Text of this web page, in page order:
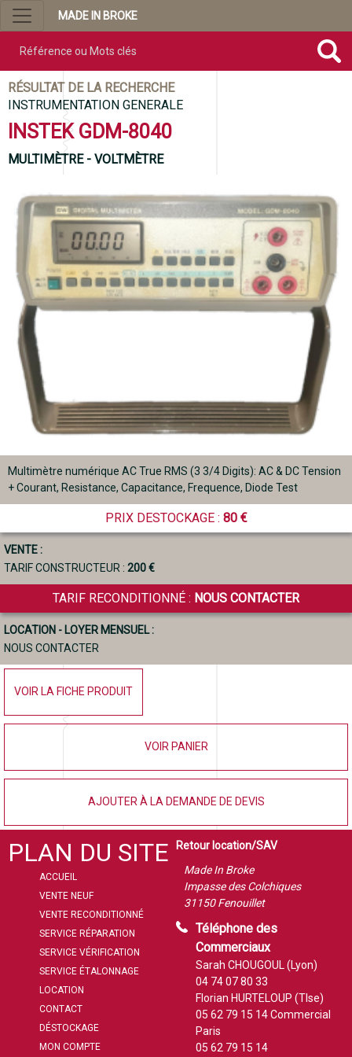
MADE IN BROKE
RÉSULTAT DE LA RECHERCHE
INSTRUMENTATION GENERALE
INSTEK GDM-8040
MULTIMÈTRE - VOLTMÈTRE
Multimètre numérique AC True RMS (3 3/4 Digits): AC & DC Tension
+ Courant, Resistance, Capacitance, Frequence, Diode Test
PRIX DESTOCKAGE : 80 €
VENTE :
TARIF CONSTRUCTEUR : 200 €
TARIF RECONDITIONNÉ : NOUS CONTACTER
LOCATION - LOYER MENSUEL :
NOUS CONTACTER
VOIR LA FICHE PRODUIT
VOIR PANIER
AJOUTER À LA DEMANDE DE DEVIS
PLAN DU SITE
ACCUEIL
VENTE NEUF
VENTE RECONDITIONNÉ
SERVICE RÉPARATION
SERVICE VÉRIFICATION
SERVICE ÉTALONNAGE
LOCATION
CONTACT
DÉSTOCKAGE
MON COMPTE
Retour location/SAV
Made In Broke
Impasse des Colchiques
31150 Fenouillet
Téléphone des
Commerciaux
Sarah CHOUGOUL (Lyon)
04 74 07 80 33
Florian HURTELOUP (Tlse)
05 62 79 15 14Commercial
Paris
05 62 79 15 14